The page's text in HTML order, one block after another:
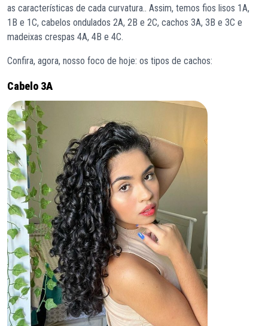
as características de cada curvatura.. Assim, temos fios lisos 1A,
1B e 1C, cabelos ondulados 2A, 2B e 2C, cachos 3A, 3B e 3C e
madeixas crespas 4A, 4B e 4C.
Confira, agora, nosso foco de hoje: os tipos de cachos:
Cabelo 3A